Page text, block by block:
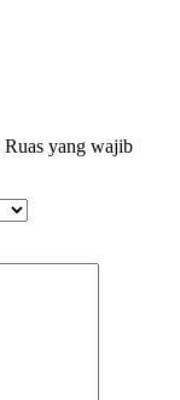
Ruas yang wajib